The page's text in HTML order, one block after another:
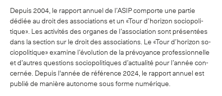
Salle de presse
Depuis 2004, le rap­port an­nuel de l’ASIP com­porte une partie
dédiée au droit des as­so­ci­ations et un «Tour d’ho­ri­zon so­ci­opol­i­
tique». Les activ­ités des or­ganes de l’as­so­ci­ation sont présentées
dans la sec­tion sur le droit des as­so­ci­ations. Le «Tour d’ho­ri­zon so­
ci­opol­i­tique» ex­am­ine l’évolu­tion de la pré­voy­ance pro­fes­sion­nelle
et d’autres ques­tions so­ci­opol­i­tiques d’ac­tu­al­ité pour l’an­née con­
cernée. Depuis l'année de référence 2024, le rapport annuel est
publié de manière autonome sous forme numérique.